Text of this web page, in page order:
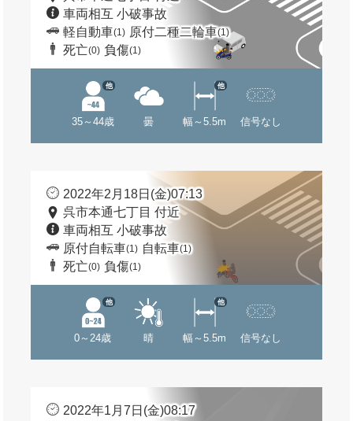
車両相互 小破事故
軽自動車(1) 原付二種二輪車(1)
死亡(0) 負傷(1)
35～44歳
他
曇 幅～5.5m
他
信号なし
2022年2月18日(金)07:13
呉市本通七丁目 付近
車両相互 小破事故
原付自転車(1) 自転車(1)
死亡(0) 負傷(1)
0～24歳
他
晴 幅～5.5m
他
信号なし
2022年1月7日(金)08:17